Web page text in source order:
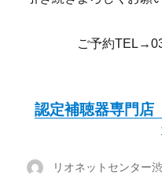
ご予約
認定補聴器専門
投
リオネットセンター